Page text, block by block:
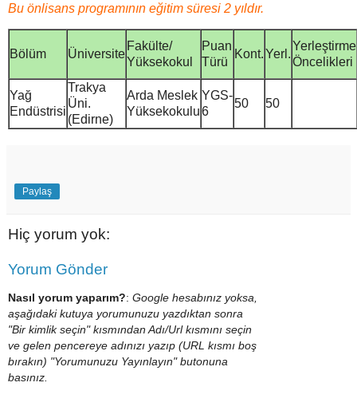
Bu önlisans programının eğitim süresi 2 yıldır.
Bölüm Üniversite
Fakülte/
Yüksekokul
Puan
Türü
Kont.Yerl.
Yerleştirme
Öncelikleri
Yağ
Endüstrisi
Trakya
Üni.
(Edirne)
Arda Meslek
Yüksekokulu
YGS-
6
50 50
Paylaş
Hiç yorum yok:
Yorum Gönder
Nasıl yorum yaparım?: Google hesabınız yoksa,
aşağıdaki kutuya yorumunuzu yazdıktan sonra
"Bir kimlik seçin" kısmından Adı/Url kısmını seçin
ve gelen pencereye adınızı yazıp (URL kısmı boş
bırakın) "Yorumunuzu Yayınlayın" butonuna
basınız.